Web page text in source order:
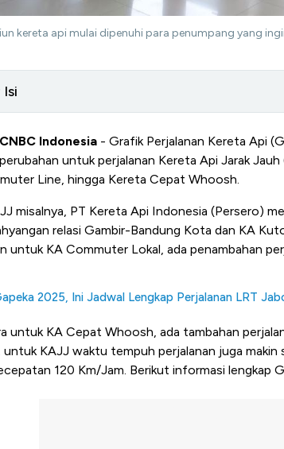
kereta api mulai dipenuhi para penumpang yang
Indonesia - Grafik Perjalanan Kereta Api
untuk perjalanan Kereta Api Jarak
Line, hingga Kereta Cepat Whoosh.
misalnya, PT Kereta Api Indonesia (Persero)
relasi Gambir-Bandung Kota dan KA
untuk KA Commuter Lokal, ada penambahan
2025, Ini Jadwal Lengkap Perjalanan LRT
untuk KA Cepat Whoosh, ada tambahan
untuk KAJJ waktu tempuh perjalanan juga makin
120 Km/Jam. Berikut informasi lengkap